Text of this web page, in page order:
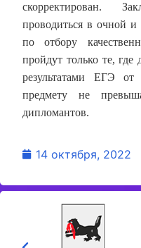
скорректирован.
проводиться в очной
по отбору
пройдут только те, где
результатами ЕГЭ
предмету не
дипломантов.
14 октября, 2022